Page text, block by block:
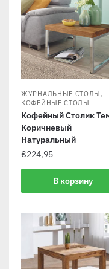
ЖУРНАЛЬНЫЕ СТОЛЫ ,
КОФЕЙНЫЕ СТОЛЫ
Кофейный Столик
Коричневый
Натуральный
€224,95
В корзину